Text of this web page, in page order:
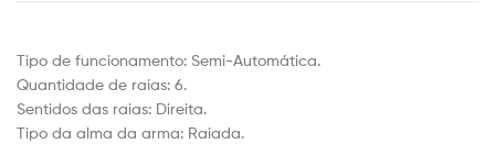
Tipo de funcionamento: Semi-Automática.
Quantidade de raias: 6.
Sentidos das raias: Direita.
Tipo da alma da arma: Raiada.